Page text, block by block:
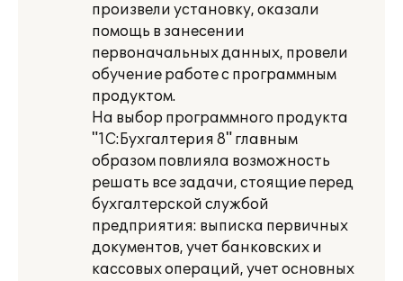
произвели установку, оказали
помощь в занесении
первоначальных данных, провели
обучение работе с программным
продуктом.
На выбор программного продукта
"1С:Бухгалтерия 8" главным
образом повлияла возможность
решать все задачи, стоящие перед
бухгалтерской службой
предприятия: выписка первичных
документов, учет банковских и
кассовых операций, учет основных